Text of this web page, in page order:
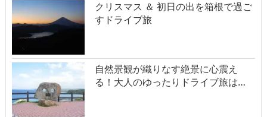
クリスマス ＆ 初日の出を箱根で過ご
すドライブ旅
自然景観が織りなす絶景に心震え
る！大人のゆったりドライブ旅は…